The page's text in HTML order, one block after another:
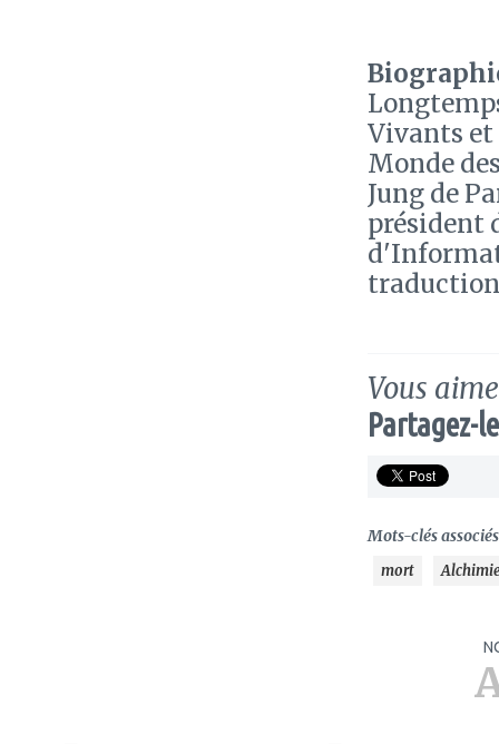
Vivants
Monde
Jung de
président
Vous
Partagez-
Mots-clés
mort